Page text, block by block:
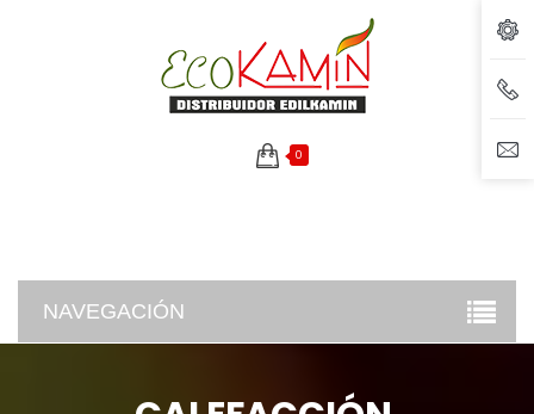
0
NAVEGACIÓN